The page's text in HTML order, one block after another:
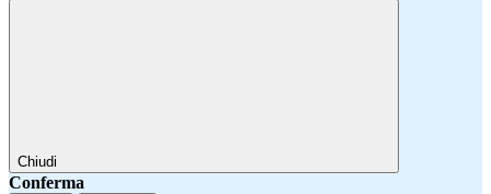
Chiudi
Conferma